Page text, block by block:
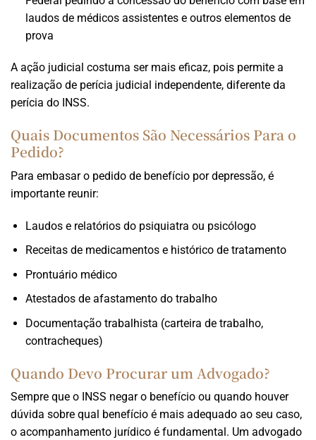
laudos de médicos assistentes e outros elementos de
prova
A ação judicial costuma ser mais eficaz, pois permite a
realização de perícia judicial independente, diferente da
perícia do INSS.
Quais Documentos São Necessários Para o
Pedido?
Para embasar o pedido de benefício por depressão, é
importante reunir:
Laudos e relatórios do psiquiatra ou psicólogo
Receitas de medicamentos e histórico de tratamento
Prontuário médico
Atestados de afastamento do trabalho
Documentação trabalhista (carteira de trabalho,
contracheques)
Quando Devo Procurar um Advogado?
Sempre que o INSS negar o benefício ou quando houver
dúvida sobre qual benefício é mais adequado ao seu caso,
o acompanhamento jurídico é fundamental. Um advogado